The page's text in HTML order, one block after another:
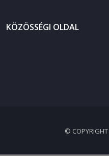
KÖZÖSSÉGI OLDAL
©